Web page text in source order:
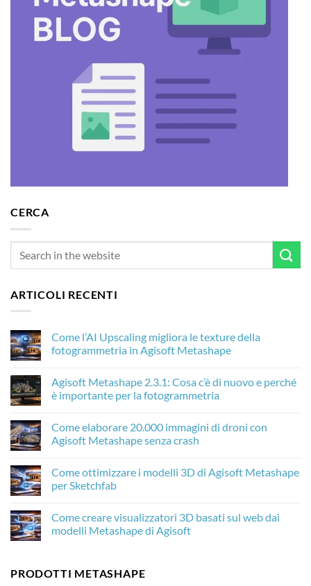
CERCA
ARTICOLI RECENTI
Come l’AI Upscaling migliora le texture della
fotogrammetria in Agisoft Metashape
su
Come
l’AI
le
texture
della
Agisoft
Metashape
Agisoft Metashape 2.3.1: Cosa c’è di nuovo e perché
è importante per la fotogrammetria
su
Agisoft
Metashape
c’è
nuovo
è
importante
per
Come elaborare 20.000 immagini di droni con
Agisoft Metashape senza crash
su
elaborare
di
con
crash
Come ottimizzare i modelli 3D di Agisoft Metashape
per Sketchfab
su
ottimizzare
di
Agisoft
Come creare visualizzatori 3D basati sul web dai
modelli Metashape di Agisoft
Come
creare
PRODOTTI METASHAPE